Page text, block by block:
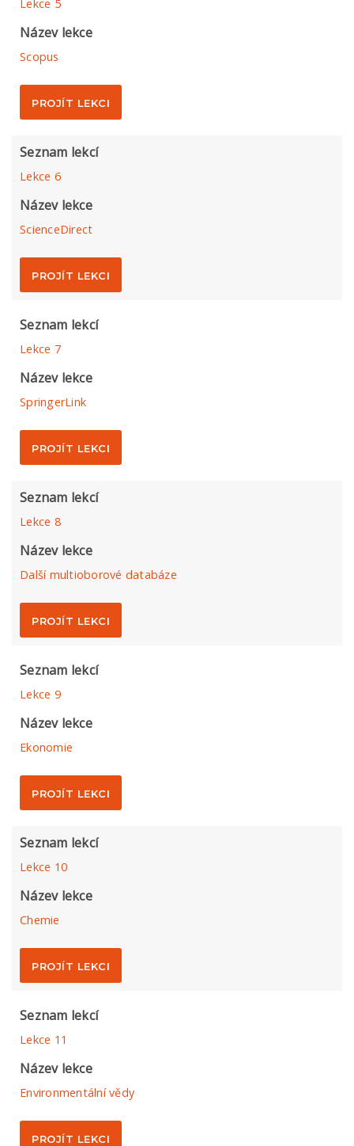
Lekce 5
Název lekce
Scopus
PROJÍT LEKCI
Seznam lekcí
Lekce 6
Název lekce
ScienceDirect
PROJÍT LEKCI
Seznam lekcí
Lekce 7
Název lekce
SpringerLink
PROJÍT LEKCI
Seznam lekcí
Lekce 8
Název lekce
Další multioborové databáze
PROJÍT LEKCI
Seznam lekcí
Lekce 9
Název lekce
Ekonomie
PROJÍT LEKCI
Seznam lekcí
Lekce 10
Název lekce
Chemie
PROJÍT LEKCI
Seznam lekcí
Lekce 11
Název lekce
Environmentální vědy
PROJÍT LEKCI